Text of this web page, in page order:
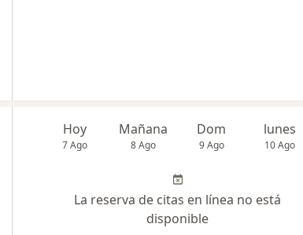
Hoy
7 Ago
Mañana
8 Ago
Dom
9 Ago
lunes
10 Ago
La reserva de citas en línea no está
disponible